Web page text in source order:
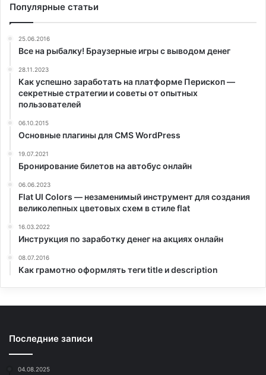
Популярные статьи
25.06.2016
Все на рыбалку! Браузерные игры с выводом денег
28.11.2023
Как успешно заработать на платформе Перископ —
секретные стратегии и советы от опытных
пользователей
06.10.2015
Основные плагины для CMS WordPress
19.07.2021
Бронирование билетов на автобус онлайн
06.06.2023
Flat UI Colors — незаменимый инструмент для создания
великолепных цветовых схем в стиле flat
16.03.2022
Инструкция по заработку денег на акциях онлайн
08.07.2016
Как грамотно оформлять теги title и description
Последние записи
04.08.2025